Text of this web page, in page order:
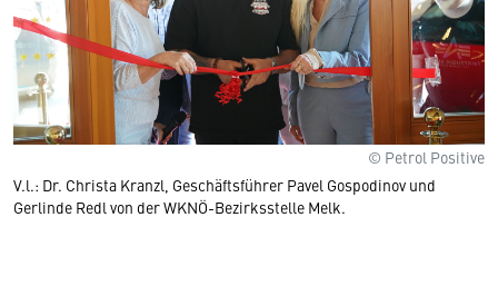
© Petrol Positive
V.l.: Dr. Christa Kranzl, Geschäftsführer Pavel Gospodinov und
Gerlinde Redl von der WKNÖ-Bezirksstelle Melk.